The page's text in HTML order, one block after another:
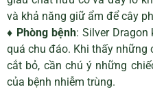
và khả năng giữ ẩm để cây
♦ Phòng bệnh: Silver
quá chu đáo. Khi thấy những
cắt bỏ, cần chú ý những
của bệnh nhiễm trùng.